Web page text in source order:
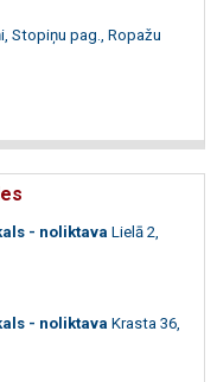
Stopiņu pag., Ropažu
- noliktava Lielā 2,
- noliktava Krasta 36,